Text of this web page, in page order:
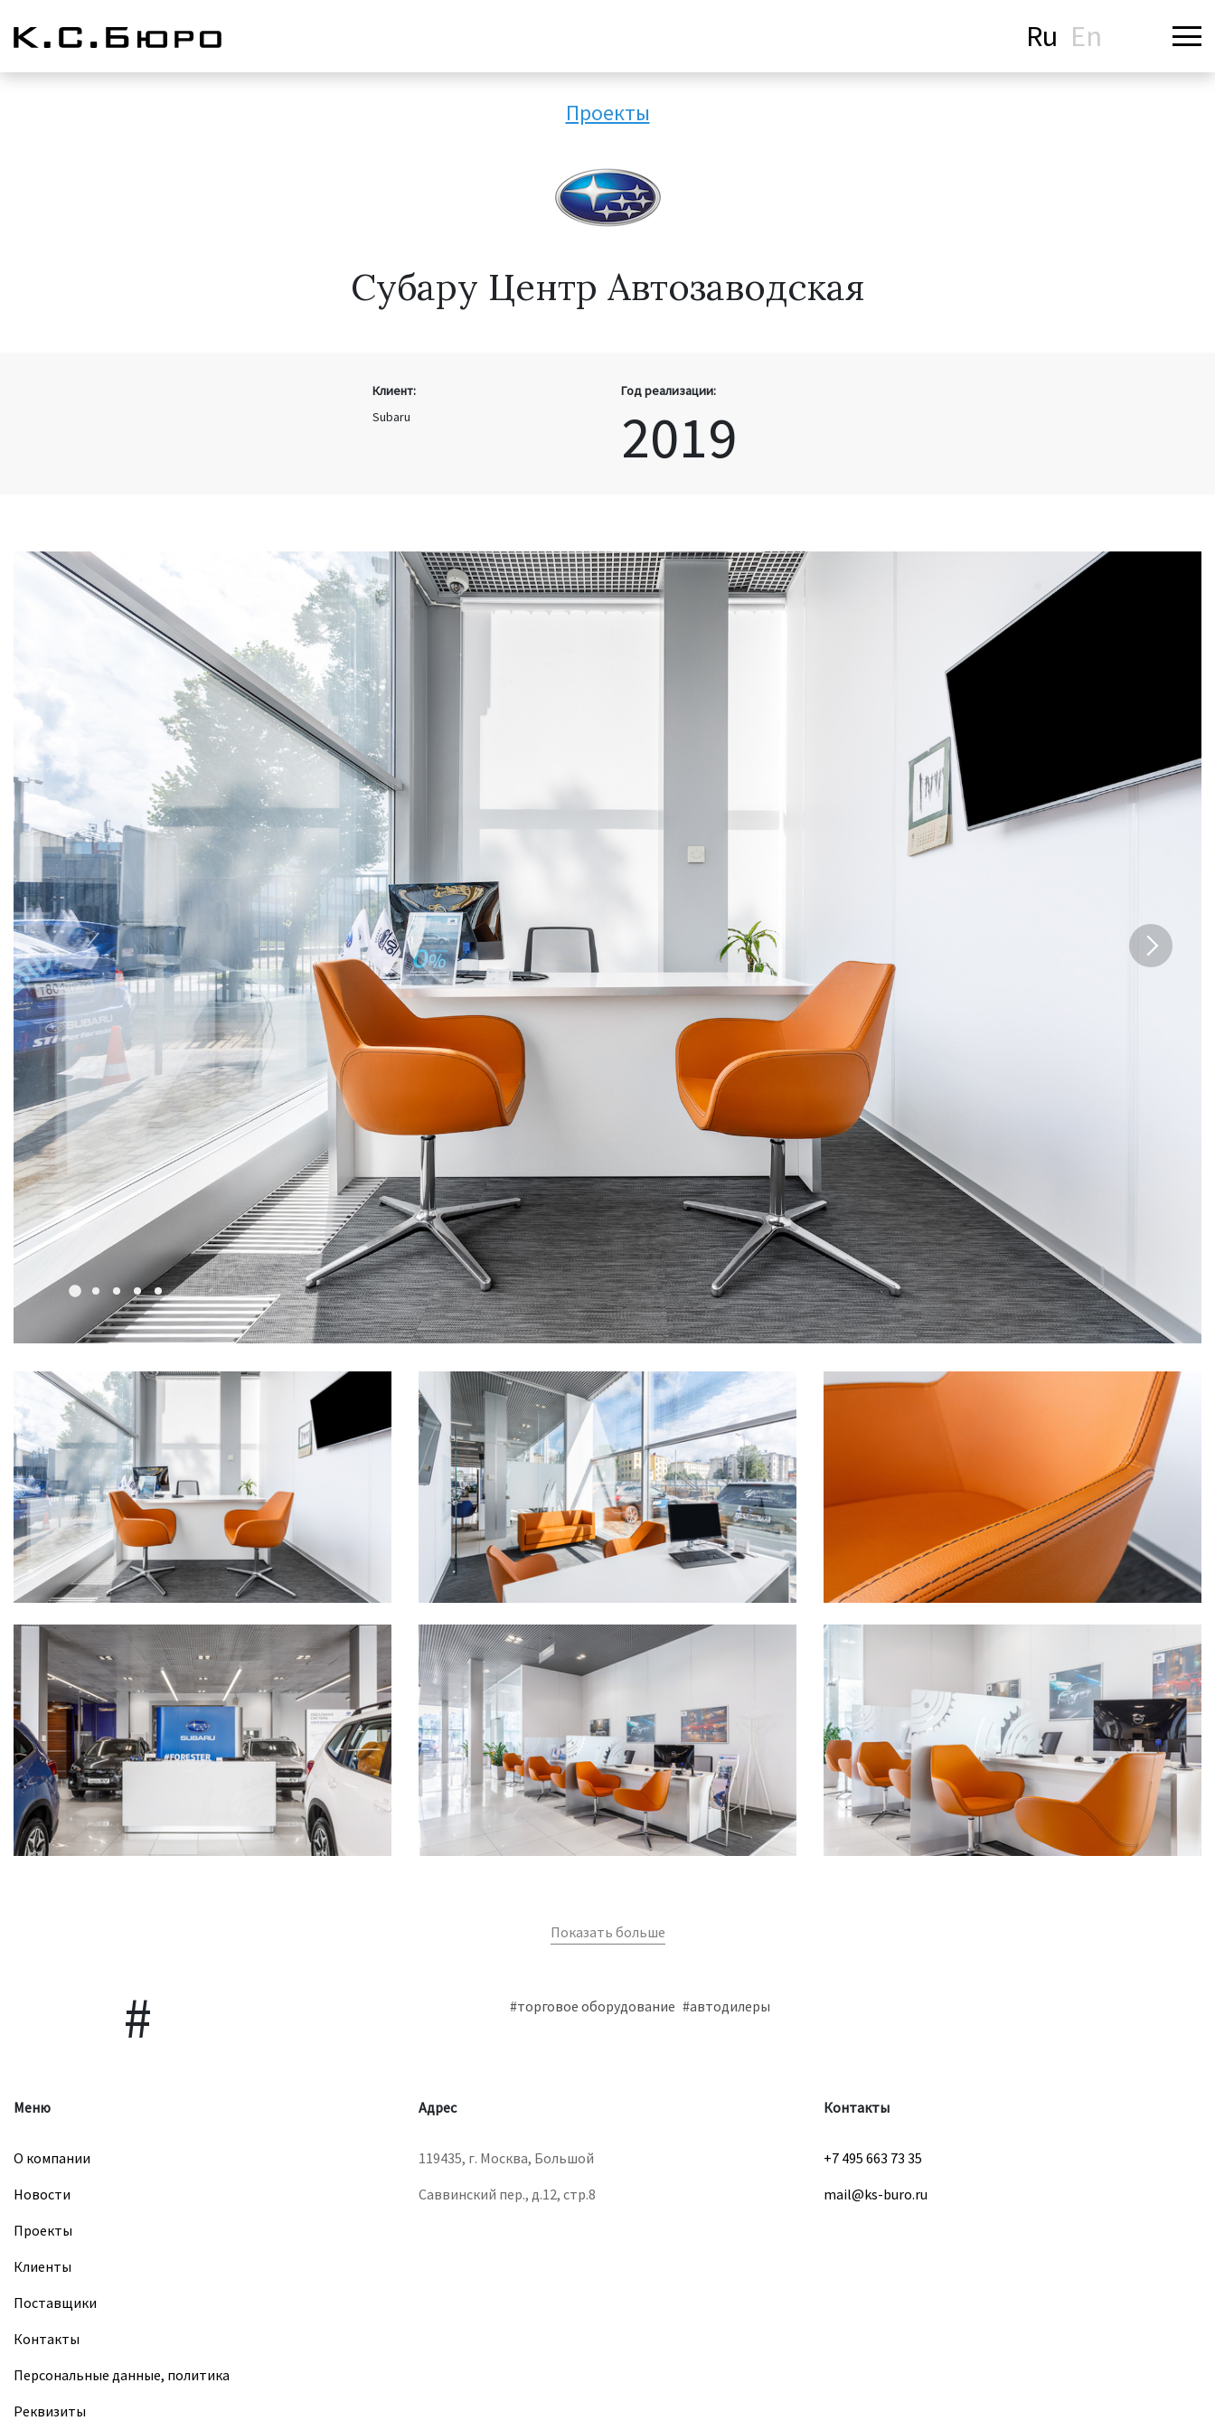
Ru En
Проекты
Субару Центр Автозаводская
Клиент:
Subaru
Год реализации:
2019
Показать больше
#торговое оборудование #автодилеры
Меню
О компании
Новости
Проекты
Клиенты
Поставщики
Контакты
Персональные данные, политика
Реквизиты
Адрес
119435, г. Москва, Большой
Саввинский пер., д.12, стр.8
Контакты
+7 495 663 73 35
mail@ks-buro.ru